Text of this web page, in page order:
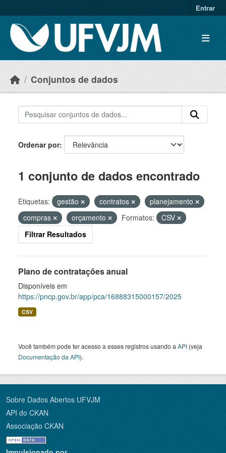
Entrar
Conjuntos de dados
Ordenar por
1 conjunto de dados encontrado
Etiquetas: gestão contratos
planejamento
compras
orçamento Formatos:
CSV
Filtrar Resultados
Plano de contratações anual
Disponíveis em
https://pncp.gov.br/app/pca/16888315000157/2025
CSV
Você também pode ter acesso a esses registros usando a API (veja
Documentação da API).
Sobre Dados Abertos UFVJM
API do CKAN
Associação CKAN